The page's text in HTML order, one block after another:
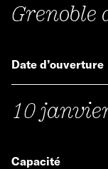
Date d’ouverture
10
Capacité